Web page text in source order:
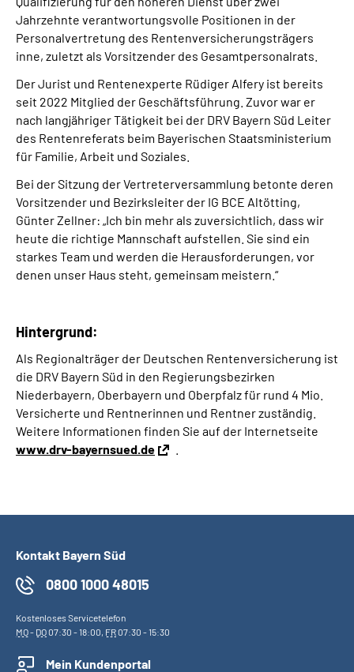
Jahrzehnte verantwortungsvolle Positionen in der
Personalvertretung des Rentenversicherungsträgers
inne, zuletzt als Vorsitzender des Gesamtpersonalrats.
Der Jurist und Rentenexperte Rüdiger Alfery ist bereits
seit 2022 Mitglied der Geschäftsführung. Zuvor war er
nach langjähriger Tätigkeit bei der DRV Bayern Süd Leiter
des Rentenreferats beim Bayerischen Staatsministerium
für Familie, Arbeit und Soziales.
Bei der Sitzung der Vertreterversammlung betonte deren
Vorsitzender und Bezirksleiter der IG BCE Altötting,
Günter Zellner: „Ich bin mehr als zuversichtlich, dass wir
heute die richtige Mannschaft aufstellen. Sie sind ein
starkes Team und werden die Herausforderungen, vor
denen unser Haus steht, gemeinsam meistern.“
Hintergrund:
Als Regionalträger der Deutschen Rentenversicherung ist
die DRV Bayern Süd in den Regierungsbezirken
Niederbayern, Oberbayern und Oberpfalz für rund 4 Mio.
Versicherte und Rentnerinnen und Rentner zuständig.
Weitere Informationen finden Sie auf der Internetseite
www.drv-bayernsued.de
Kontakt Bayern Süd
0800 1000 48015
Kostenloses Servicetelefon
MO- DO07:30 - 18:00, FR07:30 - 15:30
Mein Kundenportal